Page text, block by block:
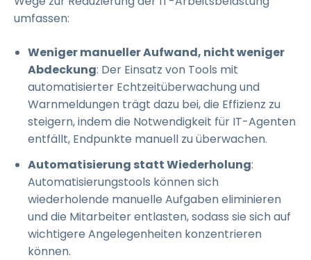
umfassen:
Weniger manueller Aufwand, nicht weniger
Abdeckung: Der Einsatz von Tools mit
automatisierter Echtzeitüberwachung und
Warnmeldungen trägt dazu bei, die Effizienz zu
steigern, indem die Notwendigkeit für IT-Agenten
entfällt, Endpunkte manuell zu überwachen.
Automatisierung statt Wiederholung:
Automatisierungstools können sich
wiederholende manuelle Aufgaben eliminieren
und die Mitarbeiter entlasten, sodass sie sich auf
wichtigere Angelegenheiten konzentrieren
können.